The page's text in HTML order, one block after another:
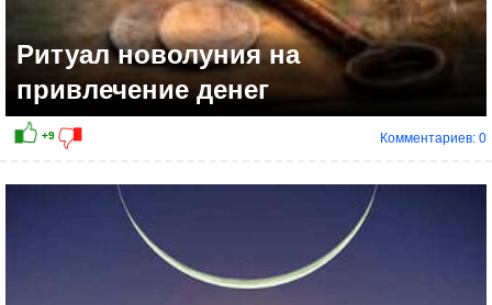
Ритуал новолуния на
привлечение денег
Комментариев: 0